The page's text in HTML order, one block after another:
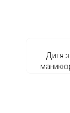
Дитя